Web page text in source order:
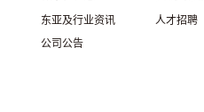
东亚及行业资讯
公司公告
人才招聘